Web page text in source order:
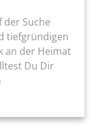
der Suche
tiefgründigen
an der Heimat
Du Dir